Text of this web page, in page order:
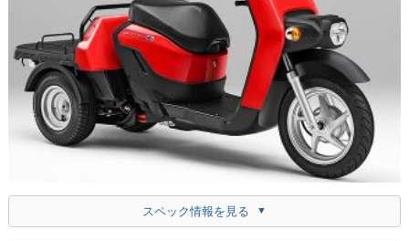
スペック情報を見る